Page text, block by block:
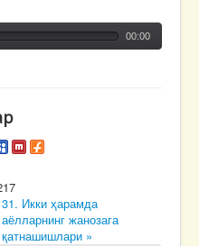
00:00
31. Икки ҳарамда
аёлларнинг жанозага
қатнашишлари »